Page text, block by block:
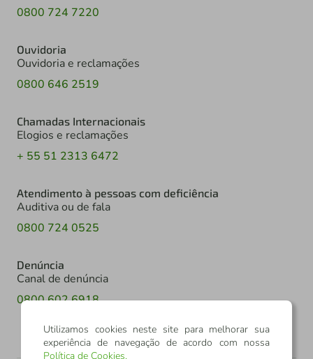
0800 724 7220
Ouvidoria
Ouvidoria e reclamações
0800 646 2519
Chamadas Internacionais
Elogios e reclamações
+ 55 51 2313 6472
Atendimento à pessoas com deficiência
Auditiva ou de fala
0800 724 0525
Denúncia
Canal de denúncia
0800 602 6918
Utilizamos cookies neste site para melhorar sua
experiência de navegação de acordo com nossa
Política de Cookies.